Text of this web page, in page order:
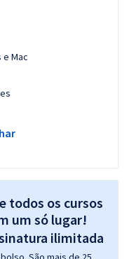
Mac
todos os cursos
um só lugar!